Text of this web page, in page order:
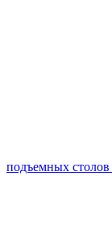
подъемных столов